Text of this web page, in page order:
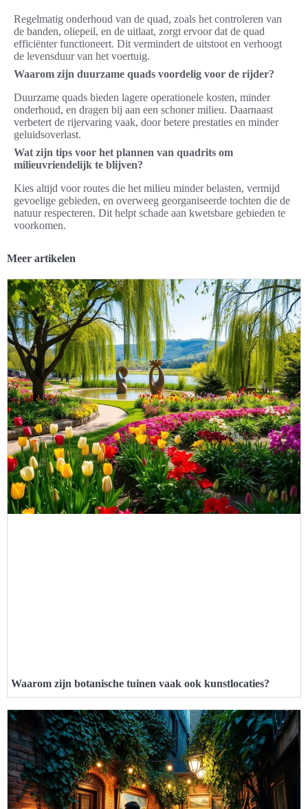
Regelmatig onderhoud van de quad, zoals het controleren van
de banden, oliepeil, en de uitlaat, zorgt ervoor dat de quad
efficiënter functioneert. Dit vermindert de uitstoot en verhoogt
de levensduur van het voertuig.
Waarom zijn duurzame quads voordelig voor de rijder?
Duurzame quads bieden lagere operationele kosten, minder
onderhoud, en dragen bij aan een schoner milieu. Daarnaast
verbetert de rijervaring vaak, door betere prestaties en minder
geluidsoverlast.
Wat zijn tips voor het plannen van quadrits om
milieuvriendelijk te blijven?
Kies altijd voor routes die het milieu minder belasten, vermijd
gevoelige gebieden, en overweeg georganiseerde tochten die de
natuur respecteren. Dit helpt schade aan kwetsbare gebieden te
voorkomen.
Meer artikelen
Waarom zijn botanische tuinen vaak ook kunstlocaties?